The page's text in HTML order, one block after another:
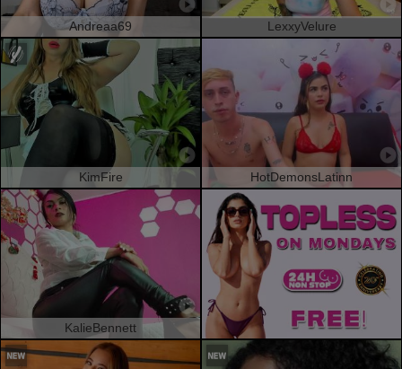
Andreaa69 LexxyVelure
KimFire HotDemonsLatinn
KalieBennett